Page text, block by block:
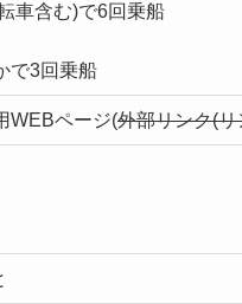
車含む)で6回乗船
で3回乗船
WEBページ(外部リンク